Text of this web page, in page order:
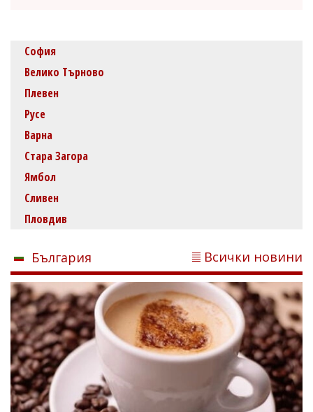
София
Велико Търново
Плевен
Русе
Варна
Стара Загора
Ямбол
Сливен
Пловдив
България Всички новини